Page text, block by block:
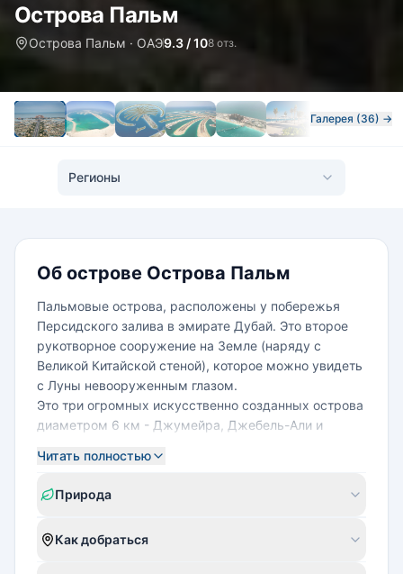
Острова Пальм
Острова Пальм · ОАЭ9.3 / 108 отз.
Галерея (36) →
Регионы
Об острове Острова Пальм
Пальмовые острова, расположены у побережья
Персидского залива в эмирате Дубай. Это второе
рукотворное сооружение на Земле (наряду с
Великой Китайской стеной), которое можно увидеть
с Луны невооруженным глазом.
Это три огромных искусственно созданных острова
диаметром 6 км - Джумейра, Джебель-Али и
и "крону" пальмы, состоящую из 17 ветвей, вокруг
которой находятся два "полумесяца" с "надписями"
из арабской вязи (защитный барьерный риф),
Мухаммеда бин Рашида Аль Мактума и
Читать полностью
Природа
Как добраться